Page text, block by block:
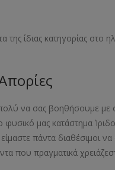
ίδιας κατηγορίας στο
να σας βοηθήσουμε με
φυσικό μας κατάστημα
πάντα
που πραγματικά